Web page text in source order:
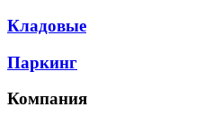
Кладовые
Паркинг
Компания